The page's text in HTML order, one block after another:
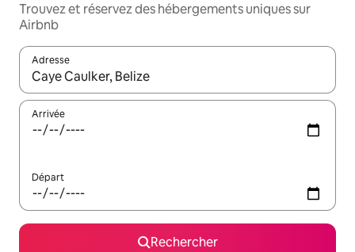
Trouvez et réservez des hébergements uniques sur
Airbnb
Adresse
Lorsque les résultats s'affichent, utilisez les flèches vers le
Arrivée
Départ
Rechercher